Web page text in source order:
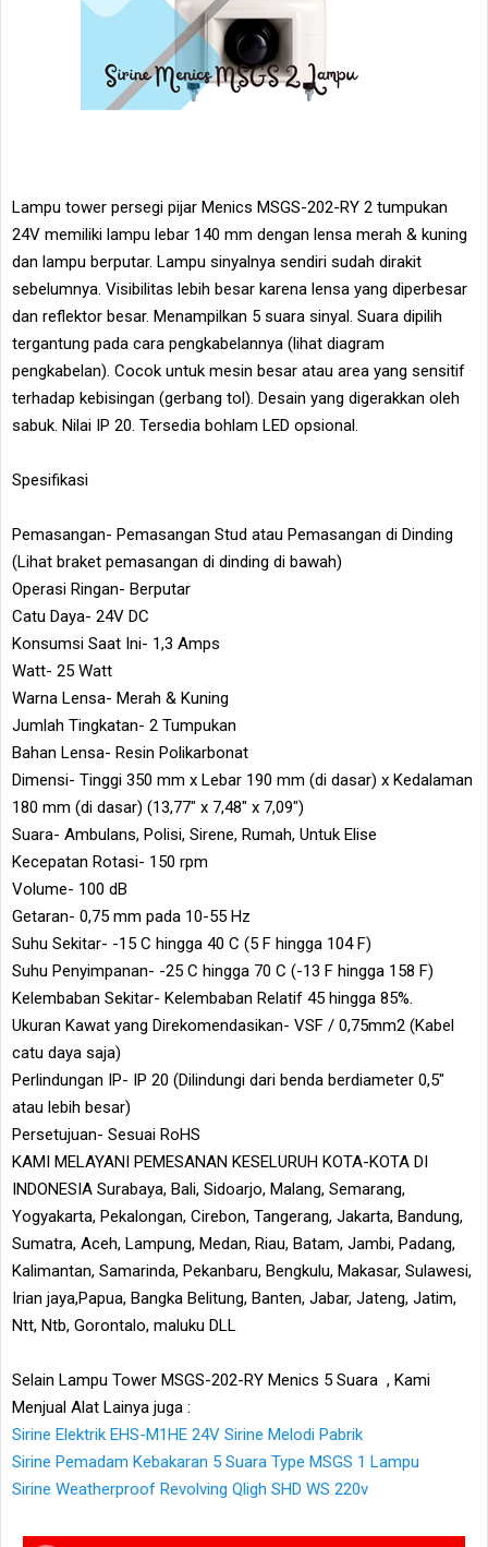
Lampu tower persegi pijar Menics MSGS-202-RY 2 tumpukan
24V memiliki lampu lebar 140 mm dengan lensa merah & kuning
dan lampu berputar. Lampu sinyalnya sendiri sudah dirakit
sebelumnya. Visibilitas lebih besar karena lensa yang diperbesar
dan reflektor besar. Menampilkan 5 suara sinyal. Suara dipilih
tergantung pada cara pengkabelannya (lihat diagram
pengkabelan). Cocok untuk mesin besar atau area yang sensitif
terhadap kebisingan (gerbang tol). Desain yang digerakkan oleh
sabuk. Nilai IP 20. Tersedia bohlam LED opsional.
Spesifikasi
Pemasangan- Pemasangan Stud atau Pemasangan di Dinding
(Lihat braket pemasangan di dinding di bawah)
Operasi Ringan- Berputar
Catu Daya- 24V DC
Konsumsi Saat Ini- 1,3 Amps
Watt- 25 Watt
Warna Lensa- Merah & Kuning
Jumlah Tingkatan- 2 Tumpukan
Bahan Lensa- Resin Polikarbonat
Dimensi- Tinggi 350 mm x Lebar 190 mm (di dasar) x Kedalaman
180 mm (di dasar) (13,77" x 7,48" x 7,09")
Suara- Ambulans, Polisi, Sirene, Rumah, Untuk Elise
Kecepatan Rotasi- 150 rpm
Volume- 100 dB
Getaran- 0,75 mm pada 10-55 Hz
Suhu Sekitar- -15 C hingga 40 C (5 F hingga 104 F)
Suhu Penyimpanan- -25 C hingga 70 C (-13 F hingga 158 F)
Kelembaban Sekitar- Kelembaban Relatif 45 hingga 85%.
Ukuran Kawat yang Direkomendasikan- VSF / 0,75mm2 (Kabel
catu daya saja)
Perlindungan IP- IP 20 (Dilindungi dari benda berdiameter 0,5"
atau lebih besar)
Persetujuan- Sesuai RoHS
KAMI MELAYANI PEMESANAN KESELURUH KOTA-KOTA DI
INDONESIA Surabaya, Bali, Sidoarjo, Malang, Semarang,
Yogyakarta, Pekalongan, Cirebon, Tangerang, Jakarta, Bandung,
Sumatra, Aceh, Lampung, Medan, Riau, Batam, Jambi, Padang,
Kalimantan, Samarinda, Pekanbaru, Bengkulu, Makasar, Sulawesi,
Irian jaya,Papua, Bangka Belitung, Banten, Jabar, Jateng, Jatim,
Ntt, Ntb, Gorontalo, maluku DLL
Selain Lampu Tower MSGS-202-RY Menics 5 Suara , Kami
Menjual Alat Lainya juga :
Sirine Elektrik EHS-M1HE 24V Sirine Melodi Pabrik
Sirine Pemadam Kebakaran 5 Suara Type MSGS 1 Lampu
Sirine Weatherproof Revolving Qligh SHD WS 220v